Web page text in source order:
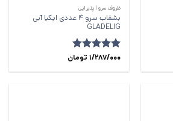
ظروف سرو | پذیرایی
بشقاب سرو 4 عددی ایکیا آبی
GLADELIG
امتیاز5 از 1/287/000 تومان